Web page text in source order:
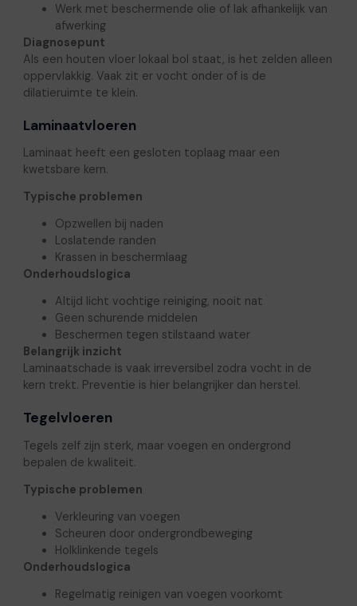
Werk met beschermende olie of lak afhankelijk van
afwerking
Diagnosepunt
Als een houten vloer lokaal bol staat, is het zelden alleen
oppervlakkig. Vaak zit er vocht onder of is de
dilatieruimte te klein.
Laminaatvloeren
Laminaat heeft een gesloten toplaag maar een
kwetsbare kern.
Typische problemen
Opzwellen bij naden
Loslatende randen
Krassen in beschermlaag
Onderhoudslogica
Altijd licht vochtige reiniging, nooit nat
Geen schurende middelen
Beschermen tegen stilstaand water
Belangrijk inzicht
Laminaatschade is vaak irreversibel zodra vocht in de
kern trekt. Preventie is hier belangrijker dan herstel.
Tegelvloeren
Tegels zelf zijn sterk, maar voegen en ondergrond
bepalen de kwaliteit.
Typische problemen
Verkleuring van voegen
Scheuren door ondergrondbeweging
Holklinkende tegels
Onderhoudslogica
Regelmatig reinigen van voegen voorkomt